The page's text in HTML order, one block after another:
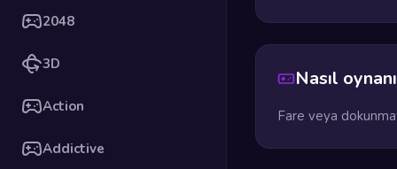
2048
3D
Action
Addictive
Nasıl
Fare veya